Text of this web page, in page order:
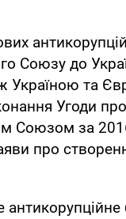
Союзу до
Україною та
Угоди
Союзом за
про